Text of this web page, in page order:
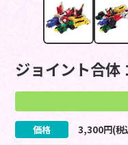
ジョイント合体
価格 3,300円(税